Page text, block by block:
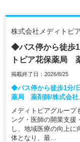
株式会社メディトピ
◆バス停から徒歩
トピア花保薬局
掲載終了日：2026/8/25
◆バス停から徒歩1分/
薬局 薬剤師/株式会社
メディトピアグループ
ング・医師の開業支援
し、地域医療の向上に
体となり、最...